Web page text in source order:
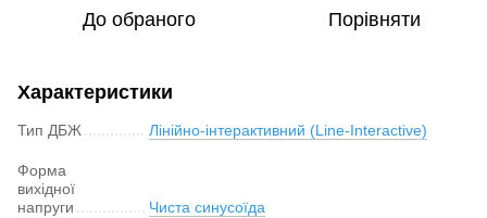
До обраного Порівняти
Характеристики
Тип ДБЖ Лінійно-інтерактивний (Line-Interactive)
Форма
вихідної
напруги
Чиста синусоїда